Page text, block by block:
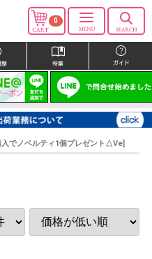
0
入でノベルティ1個プレゼント△Ve]